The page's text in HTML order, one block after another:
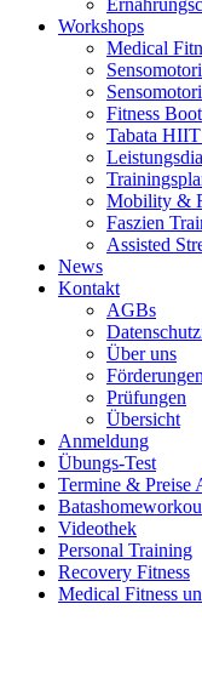
Workshops
Medical
Fitness
Tabata
Mobility &
Faszien
Assisted
News
Kontakt
AGBs
Über uns
Förderungen
Prüfungen
Übersicht
Anmeldung
Übungs-Test
Termine & Preise
Videothek
Personal Training
Recovery Fitness
Medical Fitness